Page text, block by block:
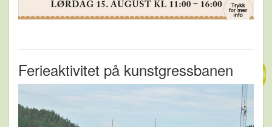
Ferieaktivitet på kunstgressbanen